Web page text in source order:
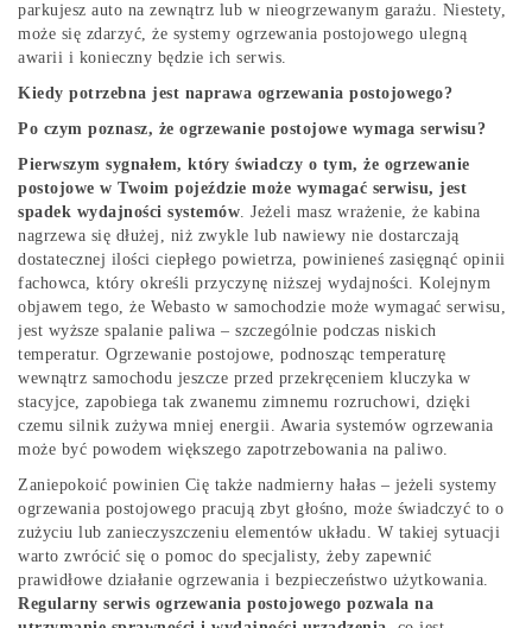
parkujesz auto na zewnątrz lub w nieogrzewanym garażu. Niestety,
może się zdarzyć, że systemy ogrzewania postojowego ulegną
awarii i konieczny będzie ich serwis.
Kiedy potrzebna jest naprawa ogrzewania postojowego?
Po czym poznasz, że ogrzewanie postojowe wymaga serwisu?
Pierwszym sygnałem, który świadczy o tym, że ogrzewanie
postojowe w Twoim pojeździe może wymagać serwisu, jest
spadek wydajności systemów. Jeżeli masz wrażenie, że kabina
nagrzewa się dłużej, niż zwykle lub nawiewy nie dostarczają
dostatecznej ilości ciepłego powietrza, powinieneś zasięgnąć opinii
fachowca, który określi przyczynę niższej wydajności. Kolejnym
objawem tego, że Webasto w samochodzie może wymagać serwisu,
jest wyższe spalanie paliwa – szczególnie podczas niskich
temperatur. Ogrzewanie postojowe, podnosząc temperaturę
wewnątrz samochodu jeszcze przed przekręceniem kluczyka w
stacyjce, zapobiega tak zwanemu zimnemu rozruchowi, dzięki
czemu silnik zużywa mniej energii. Awaria systemów ogrzewania
może być powodem większego zapotrzebowania na paliwo.
Zaniepokoić powinien Cię także nadmierny hałas – jeżeli systemy
ogrzewania postojowego pracują zbyt głośno, może świadczyć to o
zużyciu lub zanieczyszczeniu elementów układu. W takiej sytuacji
warto zwrócić się o pomoc do specjalisty, żeby zapewnić
prawidłowe działanie ogrzewania i bezpieczeństwo użytkowania.
Regularny serwis ogrzewania postojowego pozwala na